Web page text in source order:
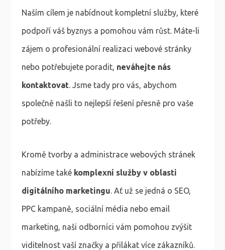
Naším cílem je nabídnout kompletní služby, které
podpoří váš byznys a pomohou vám růst. Máte-li
zájem o profesionální realizaci webové stránky
nebo potřebujete poradit, neváhejte nás
kontaktovat. Jsme tady pro vás, abychom
společně našli to nejlepší řešení přesně pro vaše
potřeby.
Kromě tvorby a administrace webových stránek
nabízíme také komplexní služby v oblasti
digitálního marketingu. Ať už se jedná o SEO,
PPC kampaně, sociální média nebo email
marketing, naši odborníci vám pomohou zvýšit
viditelnost vaší značky a přilákat více zákazníků.